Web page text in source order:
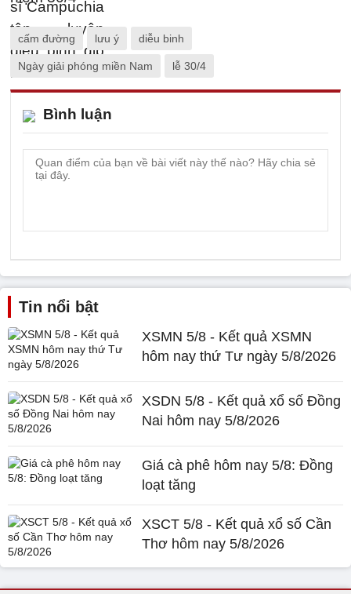
cấm đường lưu ý diễu binh
Ngày giải phóng miền Nam lễ 30/4
Bình luận
Tin nổi bật
XSMN 5/8 - Kết quả XSMN
hôm nay thứ Tư ngày 5/8/2026
XSDN 5/8 - Kết quả xổ số Đồng
Nai hôm nay 5/8/2026
Giá cà phê hôm nay 5/8: Đồng
loạt tăng
XSCT 5/8 - Kết quả xổ số Cần
Thơ hôm nay 5/8/2026